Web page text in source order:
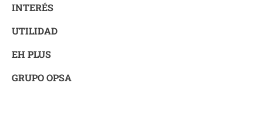
INTERÉS
UTILIDAD
EH PLUS
GRUPO OPSA